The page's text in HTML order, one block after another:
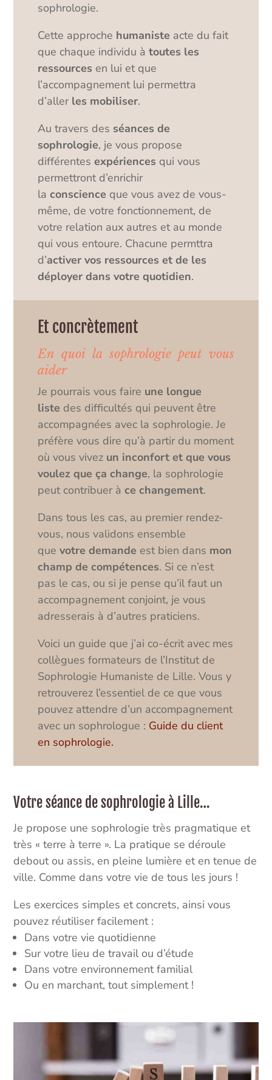
sophrologie.
Cette approche humaniste acte du fait
que chaque individu à toutes les
ressources en lui et que
l’accompagnement lui permettra
d’aller les mobiliser.
Au travers des séances de
sophrologie, je vous propose
différentes expériences qui vous
permettront d’enrichir
la conscience que vous avez de vous-
même, de votre fonctionnement, de
votre relation aux autres et au monde
qui vous entoure. Chacune permttra
d’activer vos ressources et de les
déployer dans votre quotidien.
Et concrètement
En quoi la sophrologie peut vous
aider
Je pourrais vous faire une longue
liste des difficultés qui peuvent être
accompagnées avec la sophrologie. Je
préfère vous dire qu’à partir du moment
où vous vivez un inconfort et que vous
voulez que ça change, la sophrologie
peut contribuer à ce changement.
Dans tous les cas, au premier rendez-
vous, nous validons ensemble
que votre demande est bien dans mon
champ de compétences. Si ce n’est
pas le cas, ou si je pense qu’il faut un
accompagnement conjoint, je vous
adresserais à d’autres praticiens.
Voici un guide que j’ai co-écrit avec mes
collègues formateurs de l’Institut de
Sophrologie Humaniste de Lille. Vous y
retrouverez l’essentiel de ce que vous
pouvez attendre d’un accompagnement
avec un sophrologue : Guide du client
en sophrologie.
Votre séance de sophrologie à Lille…
Je propose une sophrologie très pragmatique et
très « terre à terre ». La pratique se déroule
debout ou assis, en pleine lumière et en tenue de
ville. Comme dans votre vie de tous les jours !
Les exercices simples et concrets, ainsi vous
pouvez réutiliser facilement :
Dans votre vie quotidienne
Sur votre lieu de travail ou d’étude
Dans votre environnement familial
Ou en marchant, tout simplement !